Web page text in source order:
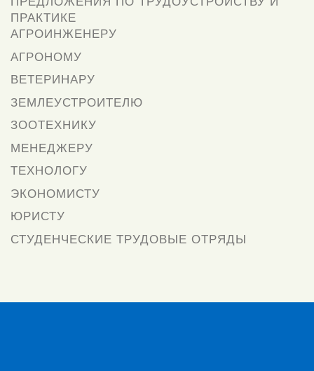
ПРАКТИКЕ
АГРОИНЖЕНЕРУ
АГРОНОМУ
ВЕТЕРИНАРУ
ЗЕМЛЕУСТРОИТЕЛЮ
ЗООТЕХНИКУ
МЕНЕДЖЕРУ
ТЕХНОЛОГУ
ЭКОНОМИСТУ
ЮРИСТУ
СТУДЕНЧЕСКИЕ ТРУДОВЫЕ ОТРЯДЫ